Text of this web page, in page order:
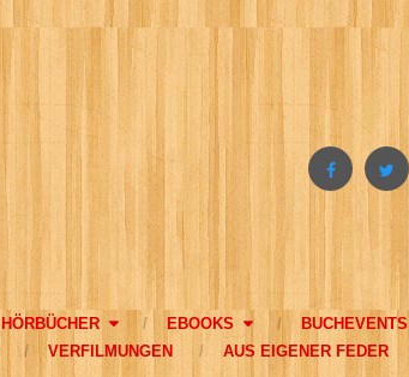
HÖRBÜCHER EBOOKS
BUCHEVENTS
VERFILMUNGEN AUS EIGENER FEDER